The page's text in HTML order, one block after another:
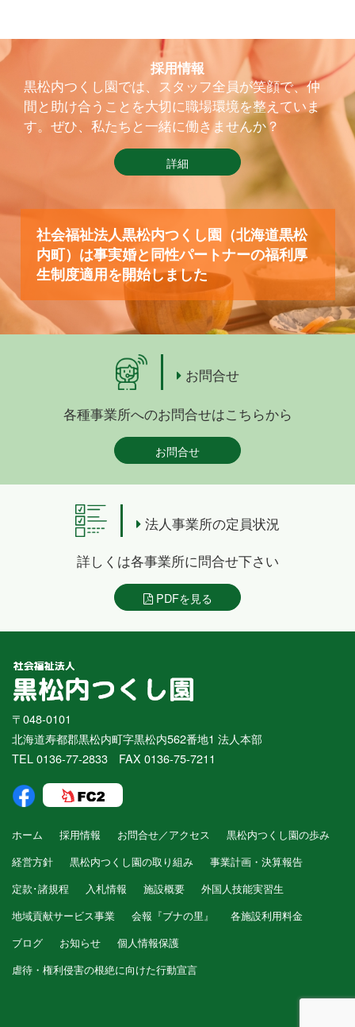
採用情報
黒松内つくし園では、スタッフ全員が笑顔で、仲
間と助け合うことを大切に職場環境を整えていま
す。ぜひ、私たちと一緒に働きませんか？
詳細
社会福祉法人黒松内つくし園（北海道黒松
内町）は事実婚と同性パートナーの福利厚
生制度適用を開始しました
お問合せ
各種事業所へのお問合せはこちらから
お問合せ
法人事業所の定員状況
詳しくは各事業所に問合せ下さい
PDFを見る
〒048-0101
北海道寿都郡黒松内町字黒松内562番地1 法人本部
TEL 0136-77-2833 FAX 0136-75-7211
ホーム 採用情報 お問合せ／アクセス
黒松内つくし園の歩み
経営方針
黒松内つくし園の取り組み
事業計画・決算報告
定款･諸規程
入札情報 施設概要
外国人技能実習生
地域貢献サービス事業
会報『ブナの里』
各施設利用料金
ブログ
お知らせ
個人情報保護
虐待・権利侵害の根絶に向けた行動宣言